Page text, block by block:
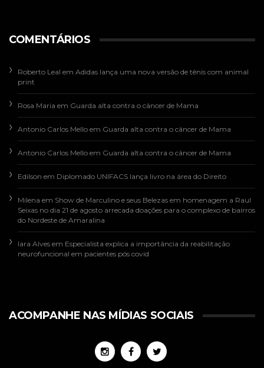
COMENTÁRIOS
Roberto Leal em Adidas lança uma nova versão de tênis com animal
print
Rosa Maria em Guarda alta contra o câncer de Mama
Antonio Carlos Mello em Guarda alta contra o câncer de Mama
Antonio Carlos Mello em Guarda alta contra o câncer de Mama
Edilson em Diplomado UNIFACS lança livro na área do Direito
Milena em Show de Marculino e seus Belezas em homenagem a Raul
Seixas no dia 21 de agosto arrecada doações para o complexo de bairros
do Nordeste de Amaralina
Iara Alves em Especialista explica a importância da reabilitação
neurofuncional em pacientes pós covid
ACOMPANHE NAS MÍDIAS SOCIAIS